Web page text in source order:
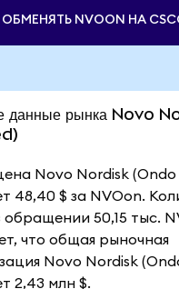
ОБМЕНЯТЬ NVOON НА
данные рынка Novo
Novo Nordisk (Ondo
48,40 $ за NVOon.
обращении 50,15 тыс.
что общая рыночная
Novo Nordisk
2,43 млн $.